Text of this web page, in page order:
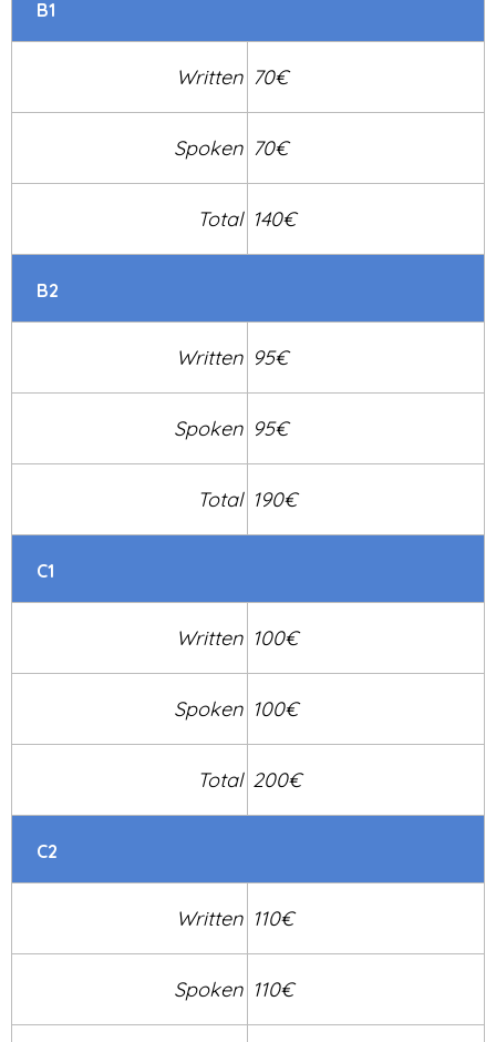
B1
Written 70€
Spoken 70€
Total 140€
B2
Written 95€
Spoken 95€
Total 190€
C1
Written 100€
Spoken 100€
Total 200€
C2
Written 110€
Spoken 110€